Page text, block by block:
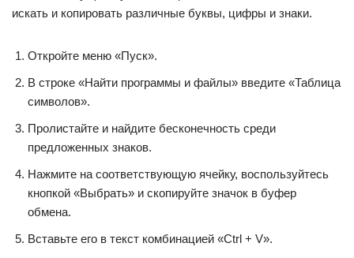
искать и копировать различные буквы, цифры и знаки.
Откройте меню «Пуск».
В строке «Найти программы и файлы» введите «Таблица
символов».
Пролистайте и найдите бесконечность среди
предложенных знаков.
Нажмите на соответствующую ячейку, воспользуйтесь
кнопкой «Выбрать» и скопируйте значок в буфер
обмена.
Вставьте его в текст комбинацией «Ctrl + V».